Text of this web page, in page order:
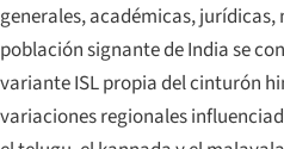
generales, académicas, jurídicas,
población signante de India se
variante ISL propia del cinturón
variaciones regionales